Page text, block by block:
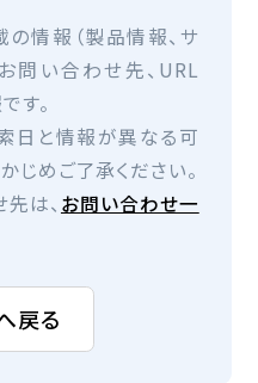
の情報（製品情報、サ
問い合わせ先、URL
す。
日と情報が異なる可
じめご了承ください。
は、 お問い合わせ一
戻る